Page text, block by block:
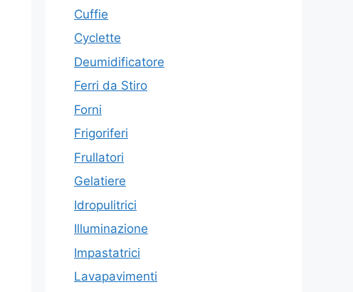
Cuffie
Cyclette
Deumidificatore
Ferri da Stiro
Forni
Frigoriferi
Frullatori
Gelatiere
Idropulitrici
Illuminazione
Impastatrici
Lavapavimenti